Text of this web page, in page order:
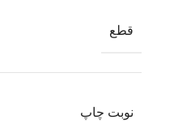
قطع
نوبت چاپ